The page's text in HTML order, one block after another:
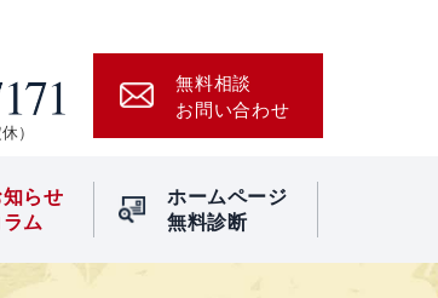
）
無料相談
お問い合わせ
知らせ
ラム
ホームページ
無料診断